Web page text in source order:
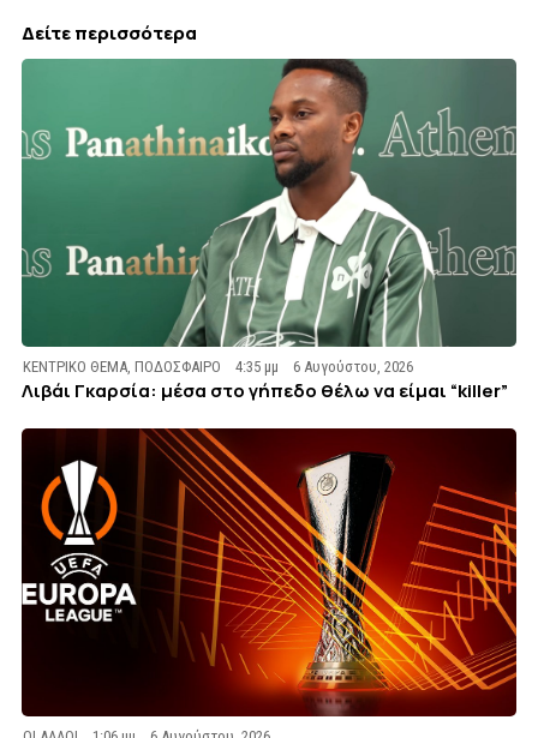
Δείτε περισσότερα
ΚΕΝΤΡΙΚΟ ΘΕΜΑ,ΠΟΔΟΣΦΑΙΡΟ 4:35 μμ 6 Αυγούστου, 2026
Λιβάι Γκαρσία: μέσα στο γήπεδο θέλω να είμαι “killer”